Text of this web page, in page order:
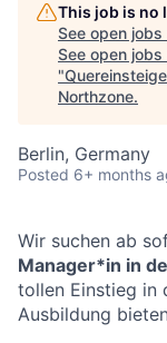
This job is no
See open jobs
See open
"
Northzone.
Berlin, Germany
Posted 6+ months
Wir suchen ab
Manager*in in
tollen Einstieg in
Ausbildung